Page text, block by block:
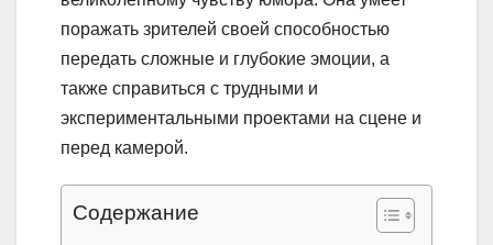
поражать зрителей своей способностью
передать сложные и глубокие эмоции, а
также справиться с трудными и
экспериментальными проектами на сцене и
перед камерой.
Содержание